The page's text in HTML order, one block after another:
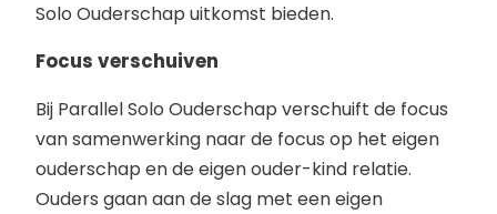
Solo Ouderschap uitkomst bieden.
Focus verschuiven
Bij Parallel Solo Ouderschap verschuift de focus
van samenwerking naar de focus op het eigen
ouderschap en de eigen ouder-kind relatie.
Ouders gaan aan de slag met een eigen